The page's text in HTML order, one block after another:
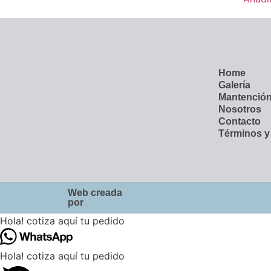
Home
Galería
Mantención
Nosotros
Contacto
Términos
Web creada
por
Hola! cotiza aquí tu pedido
Hola! cotiza aquí tu pedido